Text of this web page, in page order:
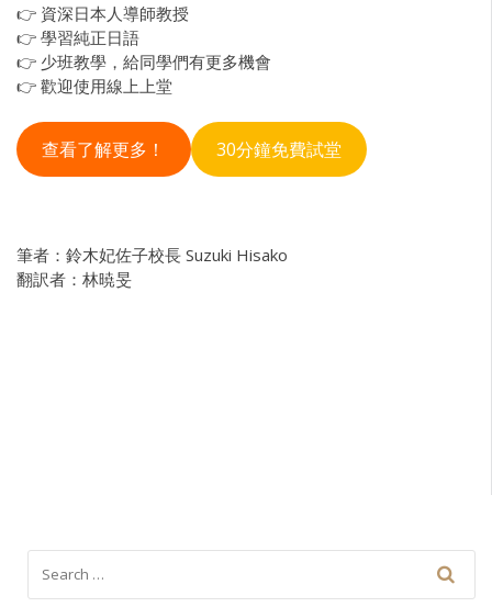
👉 資深日本人導師教授
👉 學習純正日語
👉 少班教學，給同學們有更多機會
👉 歡迎使用線上上堂
查看了解更多！ 30分鐘免費試堂
筆者：鈴木妃佐子校長 Suzuki Hisako
翻訳者：林暁旻